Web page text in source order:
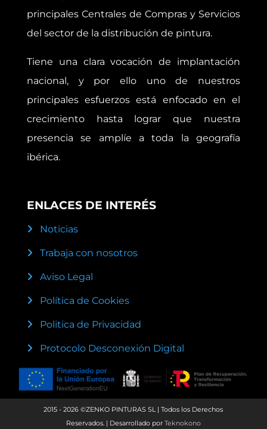
principales Centrales de Compras y Servicios
del sector de la distribución de pintura.
Tiene una clara vocación de implantación
nacional, y por ello uno de nuestros
principales esfuerzos está enfocado en el
crecimiento hasta lograr que nuestra
presencia se amplíe a toda la geografía
ibérica.
ENLACES DE INTERÉS
Noticias
Trabaja con nosotros
Aviso Legal
Política de Cookies
Politica de Privacidad
Protocolo Desconexión Digital
2015 - 2026 ©ZENKO PINTURAS SL | Todos los Derechos
Reservados. | Desarrollado por Teknokono